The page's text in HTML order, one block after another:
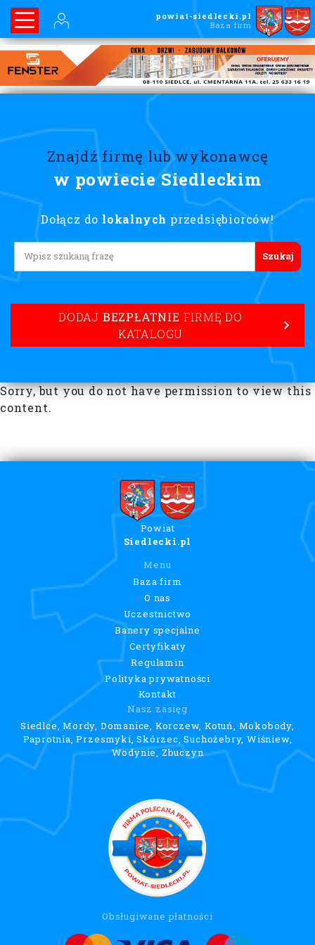
powiat-siedlecki.pl
Baza firm
Znajdź firmę lub wykonawcę
w powiecie Siedleckim
Dołącz do lokalnych przedsiębiorców!
Lorem ipsum
DODAJ BEZPŁATNIE FIRMĘ DO
KATALOGU
Sorry, but you do not have permission to view this
content.
Powiat
Siedlecki.pl
Menu
Baza firm
O nas
Uczestnictwo
Banery specjalne
Certyfikaty
Regulamin
Polityka prywatności
Kontakt
Nasz zasięg
Siedlce, Mordy, Domanice, Korczew, Kotuń, Mokobody,
Paprotnia, Przesmyki, Skórzec, Suchożebry, Wiśniew,
Wodynie, Zbuczyn
Obsługiwane płatności